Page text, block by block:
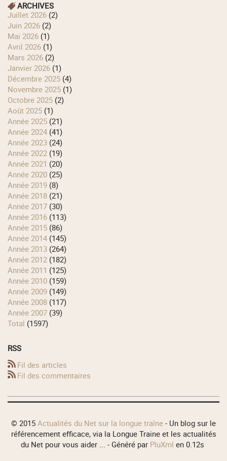
ARCHIVES
juillet 2026 (2)
juin 2026 (2)
mai 2026 (1)
avril 2026 (1)
mars 2026 (2)
janvier 2026 (1)
décembre 2025 (4)
novembre 2025 (1)
octobre 2025 (2)
août 2025 (1)
année 2025 (21)
année 2024 (41)
année 2023 (24)
année 2022 (19)
année 2021 (20)
année 2020 (25)
année 2019 (8)
année 2018 (21)
année 2017 (30)
année 2016 (113)
année 2015 (86)
année 2014 (145)
année 2013 (264)
année 2012 (182)
année 2011 (125)
année 2010 (159)
année 2009 (149)
année 2008 (117)
année 2007 (39)
total (1597)
RSS
Fil des articles
Fil des commentaires
© 2015 Actualités du Net sur la longue traîne - Un blog sur le
référencement efficace, via la Longue Traine et les actualités
du Net pour vous aider ... - Généré par PluXml en 0.12s